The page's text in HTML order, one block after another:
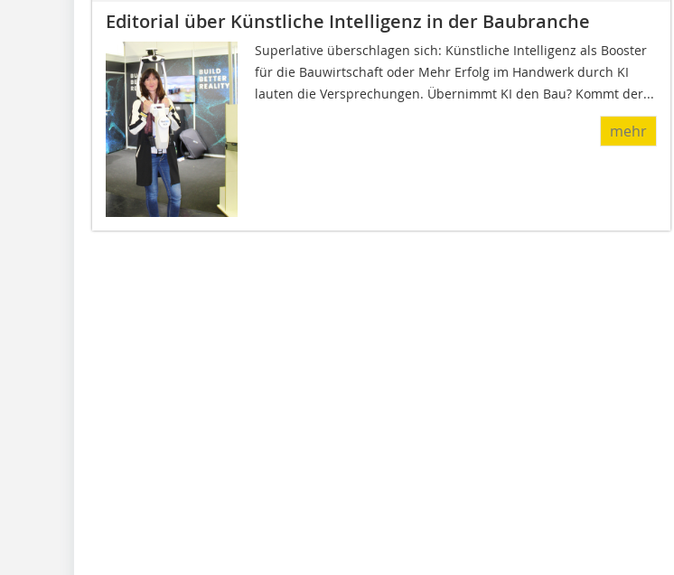
Editorial über Künstliche Intelligenz in der Baubranche
Superlative überschlagen sich: Künstliche Intelligenz als Booster
für die Bauwirtschaft oder Mehr Erfolg im Handwerk durch KI
lauten die Versprechungen. Übernimmt KI den Bau? Kommt der...
mehr